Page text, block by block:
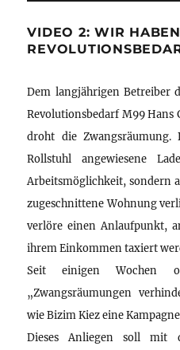
VIDEO 2: WIR
Dem langjährigen Betreiber
Revolutionsbedarf M99 Hans
droht die
Rollstuhl angewiesene
Arbeitsmöglichkeit, sondern
zugeschnittene Wohnung
verlöre einen Anlaufpunkt,
ihrem Einkommen taxiert
Seit einigen Wochen
„Zwangsräumungen
wie Bizim Kiez eine
Dieses Anliegen soll mit